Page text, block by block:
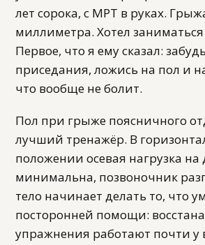
лет сорока, с МРТ в руках.
миллиметра. Хотел
Первое, что я ему сказал:
приседания, ложись на пол и
что вообще не болит.
Пол при грыже поясничного
лучший тренажёр. В
положении осевая нагрузка на
минимальна, позвоночник
тело начинает делать то, что
посторонней помощи:
упражнения работают почти у